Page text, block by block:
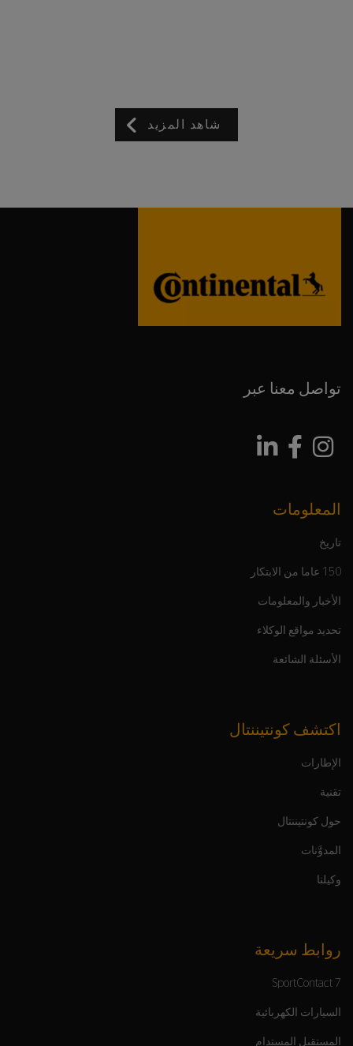
شاهد المزيد
تواصل معنا عبر
المعلومات
تاريخ
150 عاما من الابتكار
الأخبار والمعلومات
تحديد مواقع الوكلاء
الأسئلة الشائعة
اكتشف كونتيننتال
الإطارات
تقنية
حول كونتيننتال
المدوَّنات
وكيلنا
روابط سريعة
SportContact 7
السيارات الكهربائية
المستقبل المستدام